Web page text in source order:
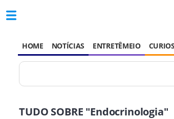
HOME NOTÍCIAS ENTRETÊMEIO
TUDO SOBRE "Endocrinologia"